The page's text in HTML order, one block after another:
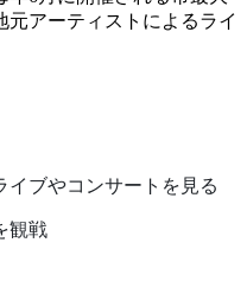
アーティストによるライ
イブやコンサートを見る
観戦